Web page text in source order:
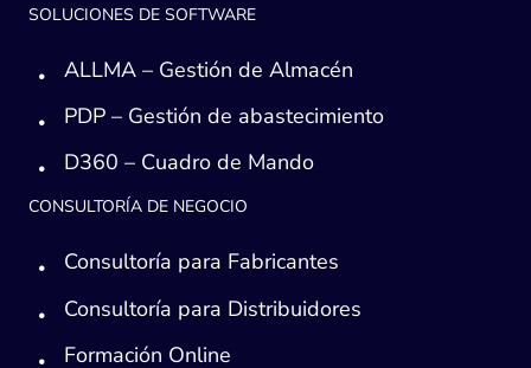
SOLUCIONES DE SOFTWARE
ALLMA – Gestión de Almacén
PDP – Gestión de abastecimiento
D360 – Cuadro de Mando
CONSULTORÍA DE NEGOCIO
Consultoría para Fabricantes
Consultoría para Distribuidores
Formación Online